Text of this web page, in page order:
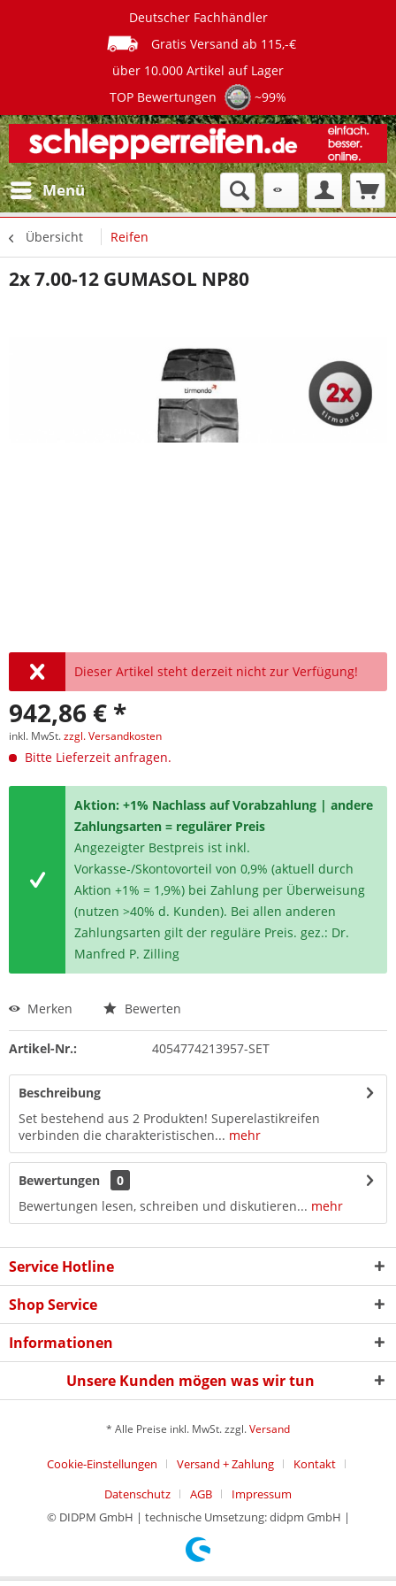
Deutscher Fachhändler
Gratis Versand ab 115,-€
über 10.000 Artikel auf Lager
TOP Bewertungen
~99%
Menü
Übersicht Reifen
2x 7.00-12 GUMASOL NP80
Dieser Artikel steht derzeit nicht zur Verfügung!
942,86 € *
inkl. MwSt.zzgl. Versandkosten
Bitte Lieferzeit anfragen.
Aktion: +1% Nachlass auf Vorabzahlung | andere
Zahlungsarten = regulärer Preis
Angezeigter Bestpreis ist inkl.
Vorkasse-/Skontovorteil von 0,9% (aktuell durch
Aktion +1% = 1,9%) bei Zahlung per Überweisung
(nutzen >40% d. Kunden). Bei allen anderen
Zahlungsarten gilt der reguläre Preis. gez.: Dr.
Manfred P. Zilling
Merken Bewerten
Artikel-Nr.: 4054774213957-SET
Beschreibung
Set bestehend aus 2 Produkten! Superelastikreifen
verbinden die charakteristischen... mehr
Bewertungen
0
Bewertungen lesen, schreiben und diskutieren... mehr
Service Hotline
Shop Service
Informationen
Unsere Kunden mögen was wir tun
* Alle Preise inkl. MwSt. zzgl.Versand
Cookie-Einstellungen Versand + Zahlung
Kontakt
Datenschutz
AGB
Impressum
© DIDPM GmbH | technische Umsetzung: didpm GmbH |